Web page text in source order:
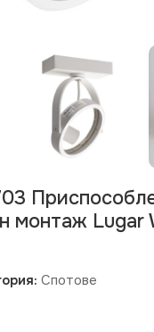
монтаж Lugar
Спотове